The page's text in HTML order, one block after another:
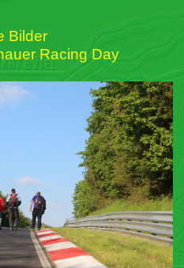
Bilder
Racing Day